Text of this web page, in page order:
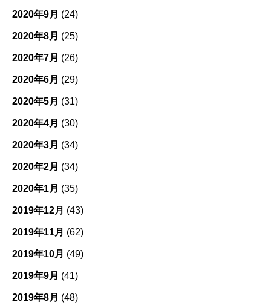
2020年9月 (24)
2020年8月 (25)
2020年7月 (26)
2020年6月 (29)
2020年5月 (31)
2020年4月 (30)
2020年3月 (34)
2020年2月 (34)
2020年1月 (35)
2019年12月 (43)
2019年11月 (62)
2019年10月 (49)
2019年9月 (41)
2019年8月 (48)